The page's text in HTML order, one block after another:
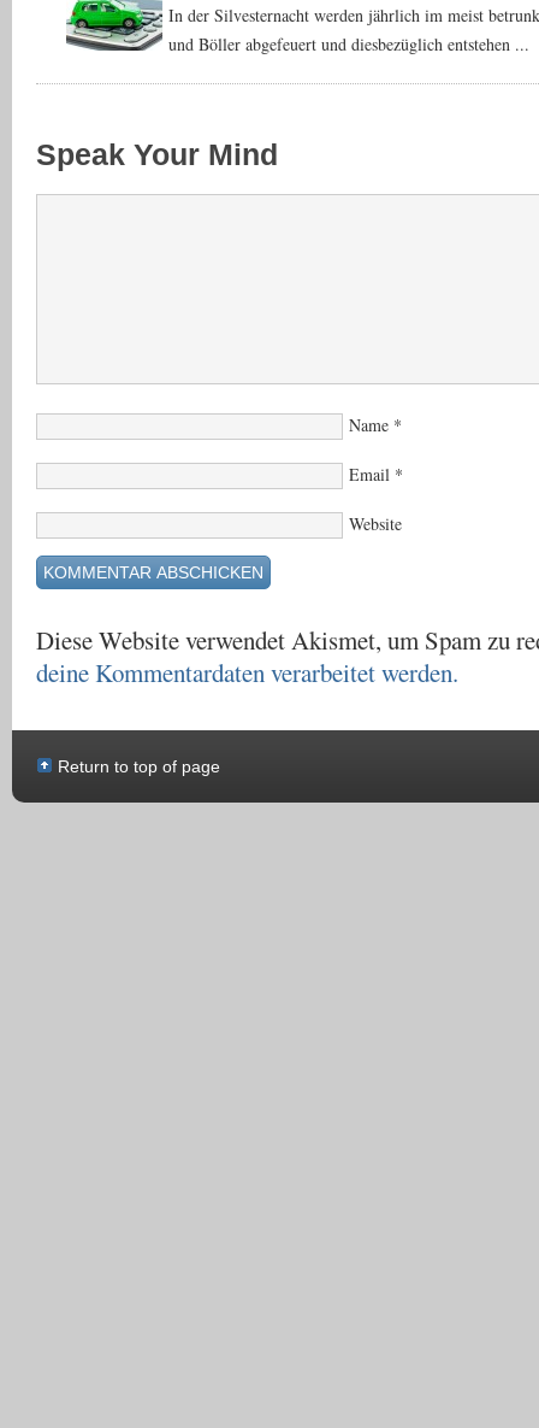
In der Silvesternacht werden jährlich im meist
und Böller abgefeuert und diesbezüglich entstehen ...
Speak Your Mind
Name *
Email *
Website
Diese Website verwendet Akismet, um Spam zu
deine Kommentardaten verarbeitet werden.
Return to top of page